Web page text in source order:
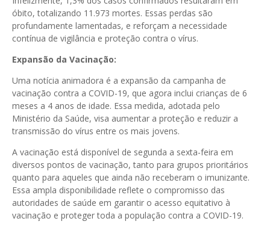
óbito, totalizando 11.973 mortes. Essas perdas são
profundamente lamentadas, e reforçam a necessidade
contínua de vigilância e proteção contra o vírus.
Expansão da Vacinação:
Uma notícia animadora é a expansão da campanha de
vacinação contra a COVID-19, que agora inclui crianças de 6
meses a 4 anos de idade. Essa medida, adotada pelo
Ministério da Saúde, visa aumentar a proteção e reduzir a
transmissão do vírus entre os mais jovens.
A vacinação está disponível de segunda a sexta-feira em
diversos pontos de vacinação, tanto para grupos prioritários
quanto para aqueles que ainda não receberam o imunizante.
Essa ampla disponibilidade reflete o compromisso das
autoridades de saúde em garantir o acesso equitativo à
vacinação e proteger toda a população contra a COVID-19.